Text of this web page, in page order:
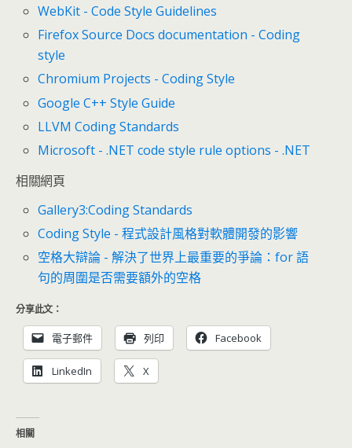
WebKit - Code Style Guidelines
Firefox Source Docs documentation - Coding
style
Chromium Projects - Coding Style
Google C++ Style Guide
LLVM Coding Standards
Microsoft - .NET code style rule options - .NET
相關網頁
Gallery3:Coding Standards
Coding Style - 程式設計風格對軟體開發的影響
空格大辯論 - 解決了世界上最重要的爭論：for 語
句的周圍是否需要額外的空格
分享此文：
電子郵件 列印 Facebook
LinkedIn X
相關